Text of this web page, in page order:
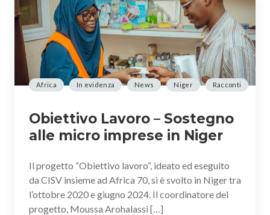
Africa In evidenza News Niger Racconti
Obiettivo Lavoro – Sostegno
alle micro imprese in Niger
Il progetto “Obiettivo lavoro“, ideato ed eseguito
da CISV insieme ad Africa 70, si è svolto in Niger tra
l’ottobre 2020 e giugno 2024. Il coordinatore del
progetto, Moussa Arohalassi […]